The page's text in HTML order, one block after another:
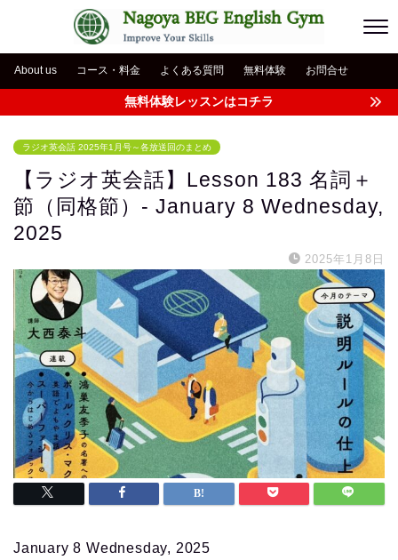
About us コース・料金 よくある質問 無料体験 お問合せ
無料体験レッスンはコチラ
ラジオ英会話 2025年1月号～各放送回のまとめ
【ラジオ英会話】Lesson 183 名詞＋
節（同格節）- January 8 Wednesday,
2025
2025年1月8日
January 8 Wednesday, 2025